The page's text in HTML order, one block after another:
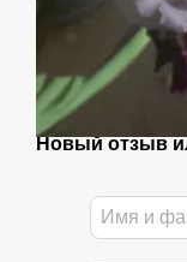
Новый отзыв